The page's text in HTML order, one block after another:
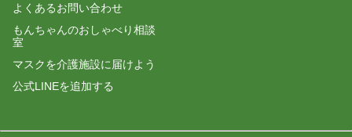
よくあるお問い合わせ
もんちゃんのおしゃべり相談
室
マスクを介護施設に届けよう
公式LINEを追加する